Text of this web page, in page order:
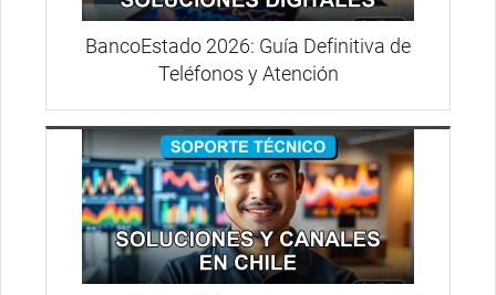
BancoEstado 2026: Guía Definitiva de
Teléfonos y Atención